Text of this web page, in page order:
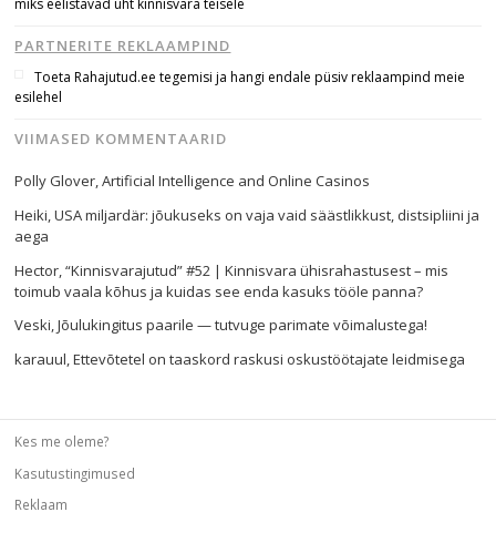
PARTNERITE REKLAAMPIND
Toeta Rahajutud.ee tegemisi ja hangi endale püsiv reklaampind meie
esilehel
VIIMASED KOMMENTAARID
Polly Glover,Artificial Intelligence and Online Casinos
Heiki,USA miljardär: jõukuseks on vaja vaid säästlikkust, distsipliini ja
aega
Hector ,“Kinnisvarajutud” #52 | Kinnisvara ühisrahastusest – mis
toimub vaala kõhus ja kuidas see enda kasuks tööle panna?
Veski,Jõulukingitus paarile — tutvuge parimate võimalustega!
karauul,Ettevõtetel on taaskord raskusi oskustöötajate leidmisega
Kes me oleme?
Kasutustingimused
Reklaam